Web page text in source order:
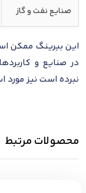
صنایع نفت و گاز
این بیرینگ ممکن
در صنایع و
نبرده است نیز مورد
محصولات مرتبط